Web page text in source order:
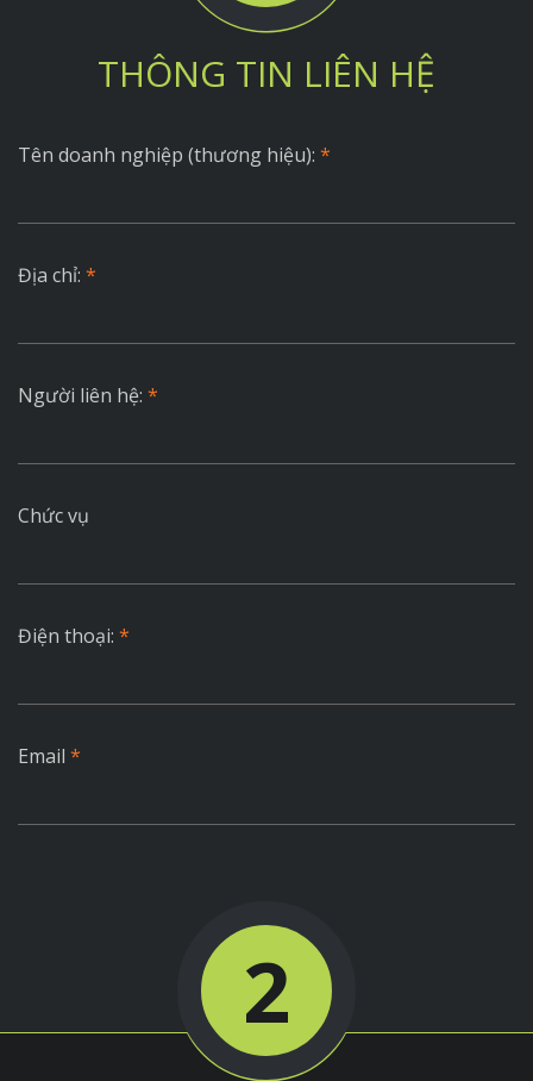
THÔNG TIN LIÊN HỆ
Tên doanh nghiệp (thương hiệu): *
Địa chỉ: *
Người liên hệ: *
Chức vụ
Điện thoại: *
Email *
2